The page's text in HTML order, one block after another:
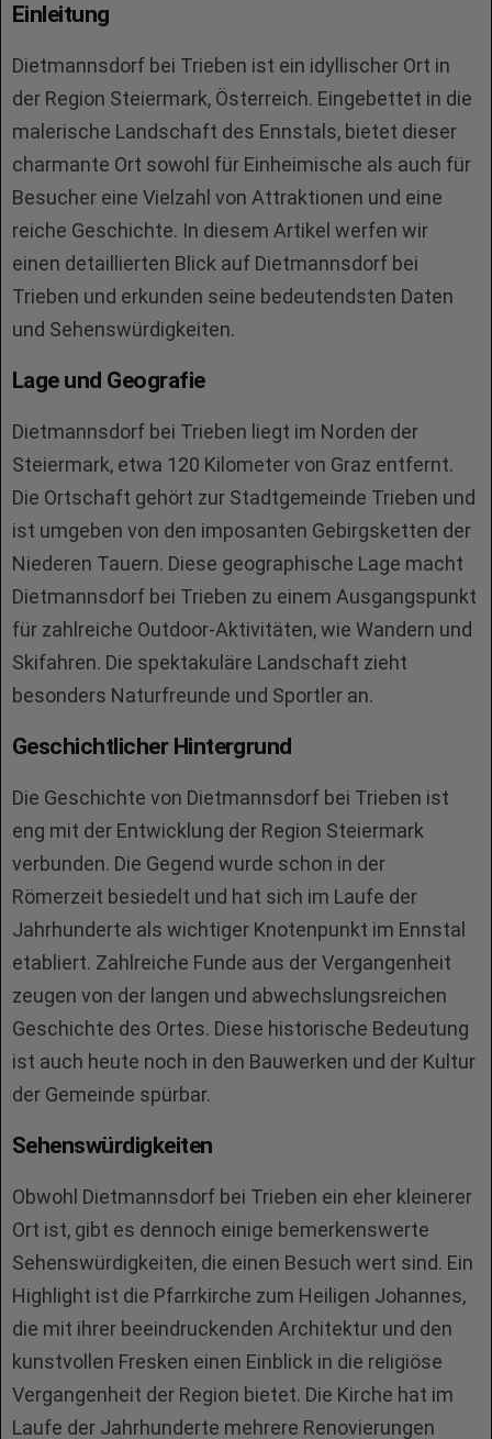
Einleitung
Dietmannsdorf bei Trieben ist ein idyllischer Ort in
der Region Steiermark, Österreich. Eingebettet in die
malerische Landschaft des Ennstals, bietet dieser
charmante Ort sowohl für Einheimische als auch für
Besucher eine Vielzahl von Attraktionen und eine
reiche Geschichte. In diesem Artikel werfen wir
einen detaillierten Blick auf Dietmannsdorf bei
Trieben und erkunden seine bedeutendsten Daten
und Sehenswürdigkeiten.
Lage und Geografie
Dietmannsdorf bei Trieben liegt im Norden der
Steiermark, etwa 120 Kilometer von Graz entfernt.
Die Ortschaft gehört zur Stadtgemeinde Trieben und
ist umgeben von den imposanten Gebirgsketten der
Niederen Tauern. Diese geographische Lage macht
Dietmannsdorf bei Trieben zu einem Ausgangspunkt
für zahlreiche Outdoor-Aktivitäten, wie Wandern und
Skifahren. Die spektakuläre Landschaft zieht
besonders Naturfreunde und Sportler an.
Geschichtlicher Hintergrund
Die Geschichte von Dietmannsdorf bei Trieben ist
eng mit der Entwicklung der Region Steiermark
verbunden. Die Gegend wurde schon in der
Römerzeit besiedelt und hat sich im Laufe der
Jahrhunderte als wichtiger Knotenpunkt im Ennstal
etabliert. Zahlreiche Funde aus der Vergangenheit
zeugen von der langen und abwechslungsreichen
Geschichte des Ortes. Diese historische Bedeutung
ist auch heute noch in den Bauwerken und der Kultur
der Gemeinde spürbar.
Sehenswürdigkeiten
Obwohl Dietmannsdorf bei Trieben ein eher kleinerer
Ort ist, gibt es dennoch einige bemerkenswerte
Sehenswürdigkeiten, die einen Besuch wert sind. Ein
Highlight ist die Pfarrkirche zum Heiligen Johannes,
die mit ihrer beeindruckenden Architektur und den
kunstvollen Fresken einen Einblick in die religiöse
Vergangenheit der Region bietet. Die Kirche hat im
Laufe der Jahrhunderte mehrere Renovierungen